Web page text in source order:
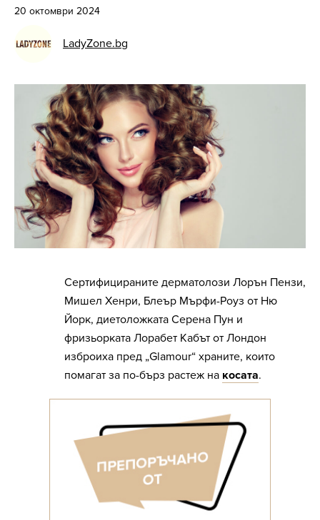
20 октомври 2024
LadyZone.bg
Сертифицираните дерматолози Лорън Пензи,
Мишел Хенри, Блеър Мърфи-Роуз от Ню
Йорк, диетоложката Серена Пун и
фризьорката Лорабет Кабът от Лондон
изброиха пред „Glamour“ храните, които
помагат за по-бърз растеж на косата.